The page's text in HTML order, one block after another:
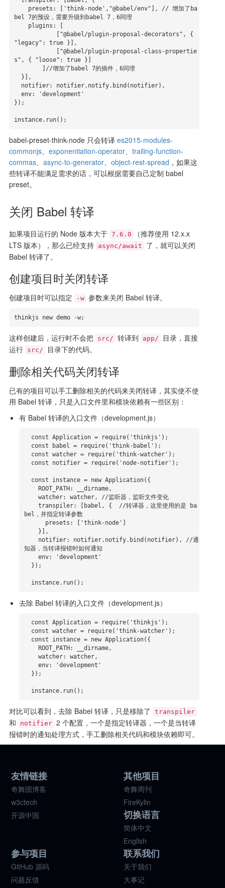
bel 7的预设，需要升级到babel 7，6同理
"legacy": true }],
s", { "loose": true }]
});
babel-preset-think-node 只会转译 es2015-modules-
commonjs、 exponentiation-operator、 trailing-function-
commas、 async-to-generator、 object-rest-spread ，如果这
些转译不能满足需求的话，可以根据需要自己定制 babel
preset。
关闭 Babel 转译
如果项目运行的 Node 版本大于 7.6.0
（推荐使用 12.x.x
LTS 版本），那么已经支持 async/await
了，就可以关闭
Babel 转译了。
创建项目时关闭转译
创建项目时可以指定 -w 参数来关闭 Babel 转译。
thinkjs new demo -w;
这样创建后，运行时不会把 src/ 转译到 app/
目录，直接
运行 src/ 目录下的代码。
删除相关代码关闭转译
已有的项目可以手工删除相关的代码来关闭转译，其实使不使
用 Babel 转译，只是入口文件里和模块依赖有一些区别：
有 Babel 转译的入口文件（development.js）
bel，并指定转译参数
知器，当转译报错时如何通知
  instance.run();
去除 Babel 转译的入口文件（development.js）
  instance.run();
对比可以看到，去除 Babel 转译，只是移除了 transpiler
和 notifier 2 个配置，一个是指定转译器，一个是当转译
报错时的通知处理方式，手工删除相关代码和模块依赖即可。
友情链接
奇舞团博客
w3ctech
开源中国
其他项目
奇舞周刊
FireKylin
切换语言
简体中文
English
参与项目
GitHub 源码
问题反馈
联系我们
关于我们
大事记